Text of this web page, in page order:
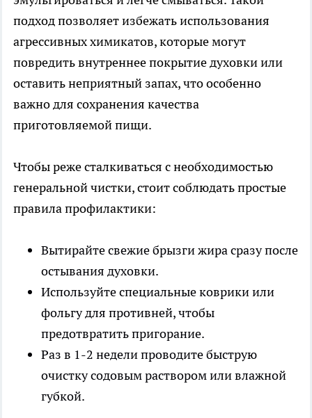
подход позволяет избежать использования
агрессивных химикатов, которые могут
повредить внутреннее покрытие духовки или
оставить неприятный запах, что особенно
важно для сохранения качества
приготовляемой пищи.
Чтобы реже сталкиваться с необходимостью
генеральной чистки, стоит соблюдать простые
правила профилактики:
Вытирайте свежие брызги жира сразу после
остывания духовки.
Используйте специальные коврики или
фольгу для противней, чтобы
предотвратить пригорание.
Раз в 1-2 недели проводите быструю
очистку содовым раствором или влажной
губкой.